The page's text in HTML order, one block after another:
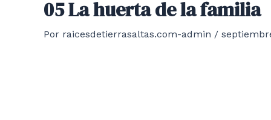
05 La huerta de la familia
Por raicesdetierrasaltas.com-admin /